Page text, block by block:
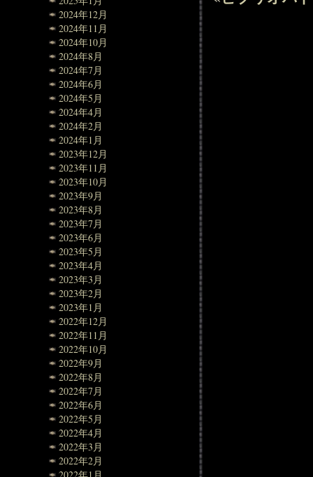
2024年12月
2024年11月
2024年10月
2024年8月
2024年7月
2024年6月
2024年5月
2024年4月
2024年2月
2024年1月
2023年12月
2023年11月
2023年10月
2023年9月
2023年8月
2023年7月
2023年6月
2023年5月
2023年4月
2023年3月
2023年2月
2023年1月
2022年12月
2022年11月
2022年10月
2022年9月
2022年8月
2022年7月
2022年6月
2022年5月
2022年4月
2022年3月
2022年2月